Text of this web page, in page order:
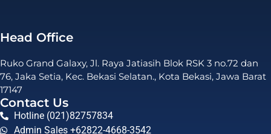
Head Office
Ruko Grand Galaxy, Jl. Raya Jatiasih Blok RSK 3 no.72 dan
76, Jaka Setia, Kec. Bekasi Selatan., Kota Bekasi, Jawa Barat
17147
Contact Us
Hotline (021)82757834
Admin Sales +62822-4668-3542